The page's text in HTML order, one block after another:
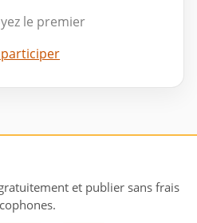
le premier
et publier sans frais